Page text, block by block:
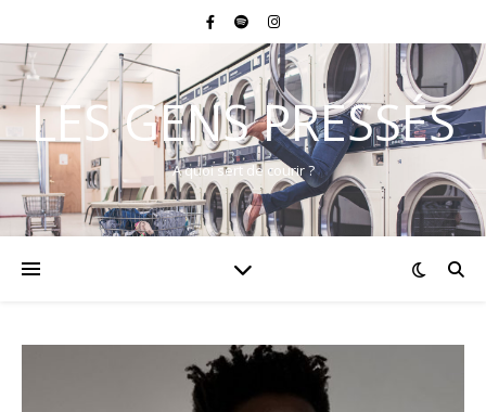
LES GENS PRESSÉS
A quoi sert de courir ?